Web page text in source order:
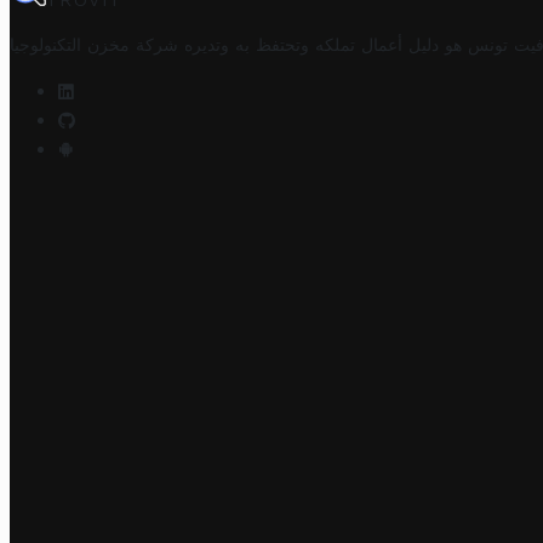
تونس هو دليل أعمال تملكه وتحتفظ به وتديره شركة مخزن التكنولوجيا